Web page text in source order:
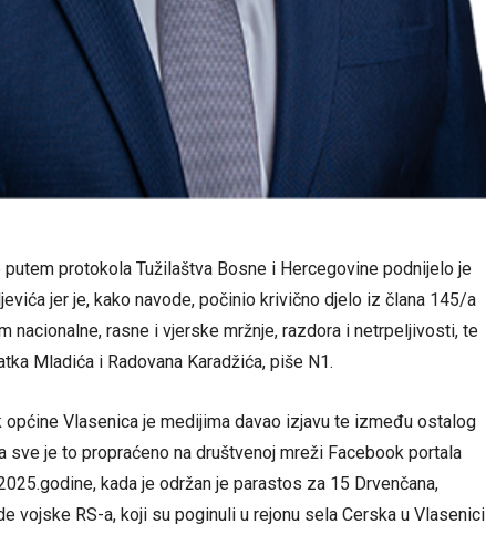
putem protokola Tužilaštva Bosne i Hercegovine podnijelo je
jer je, kako navode, počinio krivično djelo iz člana 145/a
nacionalne, rasne i vjerske mržnje, razdora i netrpeljivosti, te
Mladića i Radovana Karadžića, piše N1.
općine Vlasenica je medijima davao izjavu te između ostalog
je to propraćeno na društvenoj mreži Facebook portala
kada je održan je parastos za 15 Drvenčana,
vojske RS-a, koji su poginuli u rejonu sela Cerska u Vlasenici